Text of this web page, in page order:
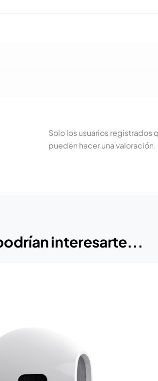
Solo los usuarios
pueden hacer una valoración.
interesarte...